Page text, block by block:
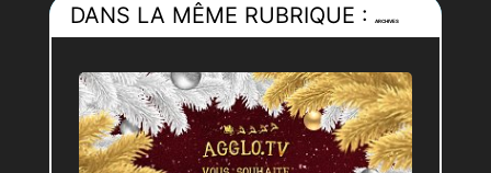
DANS LA MÊME RUBRIQUE :ARCHIVES